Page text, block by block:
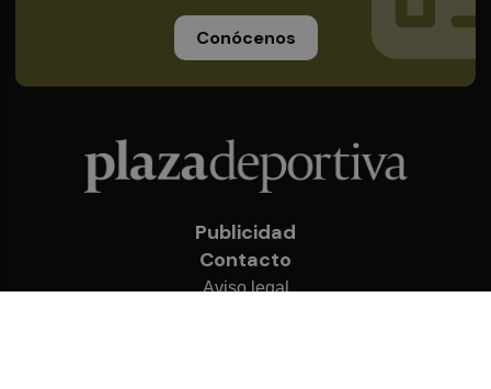
Conócenos
Publicidad
Contacto
Aviso legal